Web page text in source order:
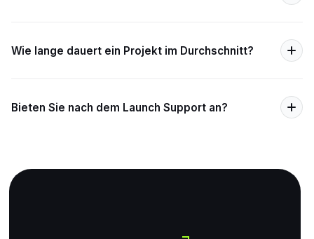
Wie lange dauert ein Projekt im Durchschnitt?
Bieten Sie nach dem Launch Support an?